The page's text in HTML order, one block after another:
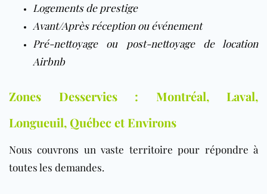
Logements de prestige
Avant/Après réception ou événement
Pré-nettoyage ou post-nettoyage de location
Airbnb
Zones Desservies : Montréal, Laval,
Longueuil, Québec et Environs
Nous couvrons un vaste territoire pour répondre à
toutes les demandes.